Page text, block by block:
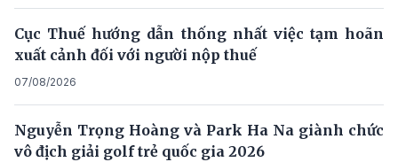
Cục Thuế hướng dẫn thống nhất việc tạm hoãn
xuất cảnh đối với người nộp thuế
07/08/2026
Nguyễn Trọng Hoàng và Park Ha Na giành chức
vô địch giải golf trẻ quốc gia 2026